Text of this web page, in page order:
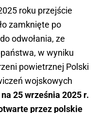
roku przejście
zamknięte po
odwołania, ze
w wyniku
powietrznej Polski
wojskowych
25 września 2025 r.
przez polskie